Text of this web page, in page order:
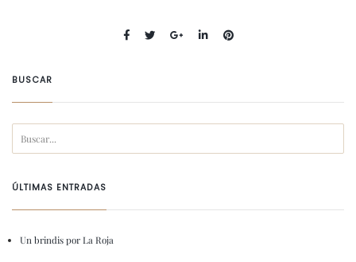
BUSCAR
ÚLTIMAS ENTRADAS
Un brindis por La Roja